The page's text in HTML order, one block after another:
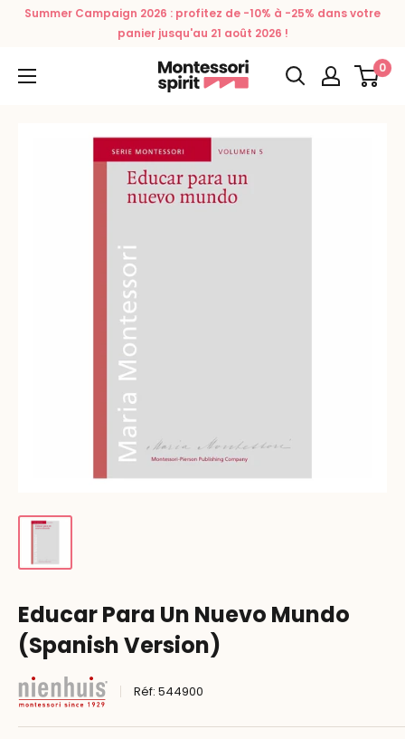
PasserSummer Campaign 2026 : profitez de -10% à -25% dans votre
panier jusqu'au 21 août 2026 !
Montessori
Spirit
0
Educar Para Un Nuevo Mundo
(Spanish Version)
Réf:544900